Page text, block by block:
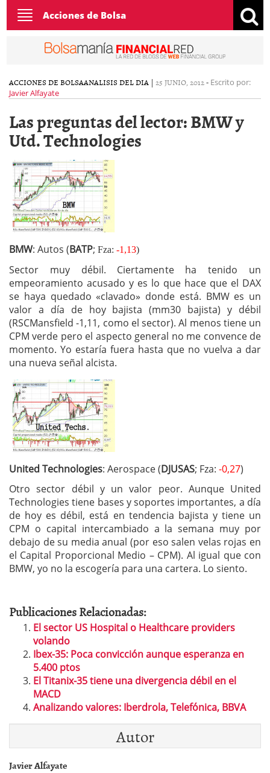
Toggle
navigation
Acciones de Bolsa
ACCIONES DE BOLSAANALISIS DEL DIA | 25 JUNIO, 2012- Escrito por:
Javier Alfayate
Las preguntas del lector: BMW y
Utd. Technologies
BMW: Autos (BATP; Fza: -1,13)
Sector muy débil. Ciertamente ha tenido un
empeoramiento acusado y es lo que hace que el DAX
se haya quedado «clavado» donde está. BMW es un
valor a día de hoy bajista (mm30 bajista) y débil
(RSCMansfield -1,11, como el sector). Al menos tiene un
CPM verde pero el aspecto general no me convence de
momento. Yo estaría fuera hasta que no vuelva a dar
una nueva señal alcista.
United Technologies: Aerospace (DJUSAS; Fza: -0,27)
Otro sector débil y un valor peor. Aunque United
Technologies tiene bases y soportes importantes, a día
de hoy es débil, está en tendencia bajista y tiene un
CPM o capital intercambiado a la semana muy por
debajo de su media anual (por eso salen velas rojas en
el Capital Proporcional Medio – CPM). Al igual que con
BMW, yo no la escogería para una cartera. Lo siento.
Publicaciones Relacionadas:
El sector US Hospital o Healthcare providers
volando
Ibex-35: Poca convicción aunque esperanza en
5.400 ptos
El Titanix-35 tiene una divergencia débil en el
MACD
Analizando valores: Iberdrola, Telefónica, BBVA
Autor
Javier Alfayate